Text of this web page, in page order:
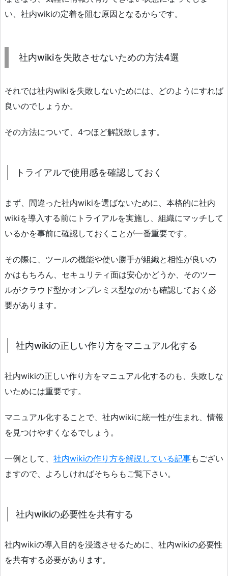
い、社内wikiの定着を阻む原因となるからです。
社内wikiを失敗させないための方法4選
それでは社内wikiを失敗しないためには、どのようにすれば
良いのでしょうか。
その方法について、4つほど解説致します。
トライアルで使用感を確認しておく
まず、間違った社内wikiを選ばないために、本格的に社内
wikiを導入する前にトライアルを実施し、組織にマッチして
いるかを事前に確認しておくことが一番重要です。
その際に、ツールの機能や使い勝手が組織と相性が良いの
かはもちろん、セキュリティ面は安心かどうか、そのツー
ルがクラウド型かオンプレミス型なのかも確認しておく必
要があります。
社内wikiの正しい作り方をマニュアル化する
社内wikiの正しい作り方をマニュアル化するのも、失敗しな
いためには重要です。
マニュアル化することで、社内wikiに統一性が生まれ、情報
を見つけやすくなるでしょう。
一例として、 社内wikiの作り方を解説している記事もござい
ますので、よろしければそちらもご覧下さい。
社内wikiの必要性を共有する
社内wikiの導入目的を浸透させるために、社内wikiの必要性
を共有する必要があります。